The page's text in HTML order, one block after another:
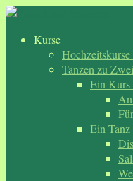
Zum
springenKurse
Tanzen zu
Ein Kurs
Ein